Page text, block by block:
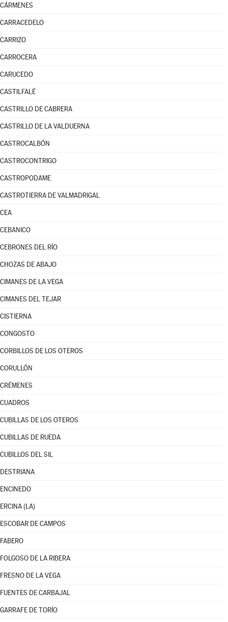
CÁRMENES
CARRACEDELO
CARRIZO
CARROCERA
CARUCEDO
CASTILFALÉ
CASTRILLO DE CABRERA
CASTRILLO DE LA VALDUERNA
CASTROCALBÓN
CASTROCONTRIGO
CASTROPODAME
CASTROTIERRA DE VALMADRIGAL
CEA
CEBANICO
CEBRONES DEL RÍO
CHOZAS DE ABAJO
CIMANES DE LA VEGA
CIMANES DEL TEJAR
CISTIERNA
CONGOSTO
CORBILLOS DE LOS OTEROS
CORULLÓN
CRÉMENES
CUADROS
CUBILLAS DE LOS OTEROS
CUBILLAS DE RUEDA
CUBILLOS DEL SIL
DESTRIANA
ENCINEDO
ERCINA (LA)
ESCOBAR DE CAMPOS
FABERO
FOLGOSO DE LA RIBERA
FRESNO DE LA VEGA
FUENTES DE CARBAJAL
GARRAFE DE TORÍO